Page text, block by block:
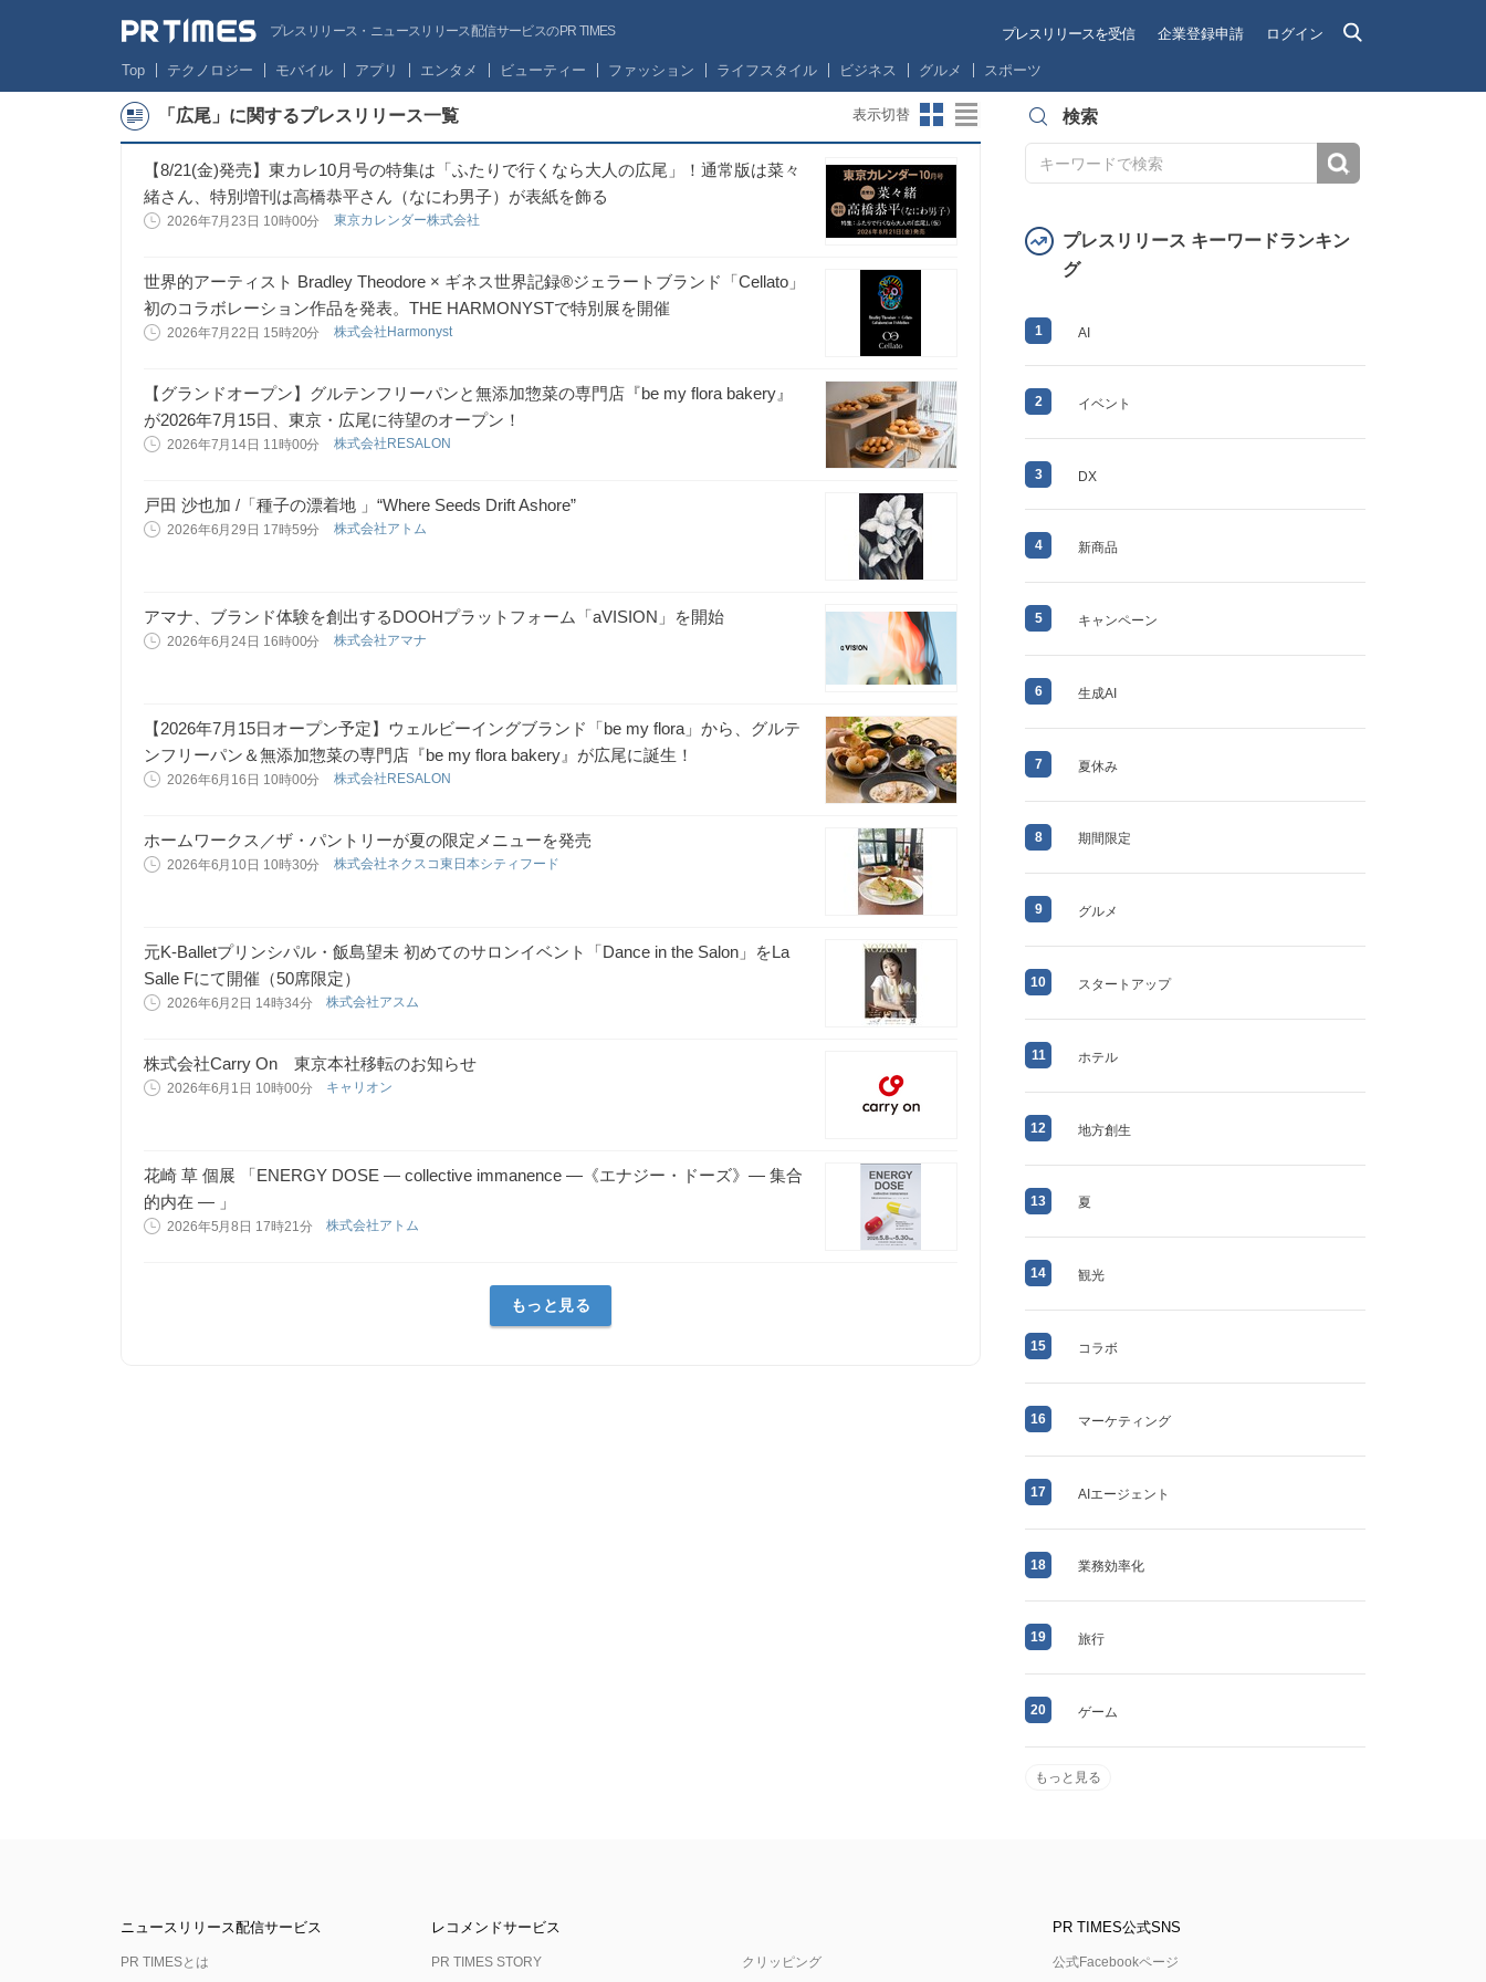
プレスリリース・ニュースリリース配信サービスのPR TIMES プレスリリースを受信 企業登録申請 ログイン
Top テクノロジー モバイル アプリ エンタメ ビューティー ファッション ライフスタイル ビジネス グルメ スポーツ
「広尾」に関するプレスリリース一覧 表示切替
【8/21(金)発売】東カレ10月号の特集は「ふたりで行くなら大人の広尾」！通常版は菜々
緒さん、特別増刊は高橋恭平さん（なにわ男子）が表紙を飾る
2026年7月23日 10時00分 東京カレンダー株式会社
世界的アーティスト Bradley Theodore × ギネス世界記録®ジェラートブランド「Cellato」
初のコラボレーション作品を発表。THE HARMONYSTで特別展を開催
2026年7月22日 15時20分 株式会社Harmonyst
【グランドオープン】グルテンフリーパンと無添加惣菜の専門店『be my flora bakery』
が2026年7月15日、東京・広尾に待望のオープン！
2026年7月14日 11時00分 株式会社RESALON
戸田 沙也加 /「種子の漂着地 」“Where Seeds Drift Ashore”
2026年6月29日 17時59分 株式会社アトム
アマナ、ブランド体験を創出するDOOHプラットフォーム「aVISION」を開始
2026年6月24日 16時00分 株式会社アマナ
【2026年7月15日オープン予定】ウェルビーイングブランド「be my flora」から、グルテ
ンフリーパン＆無添加惣菜の専門店『be my flora bakery』が広尾に誕生！
2026年6月16日 10時00分 株式会社RESALON
ホームワークス／ザ・パントリーが夏の限定メニューを発売
2026年6月10日 10時30分 株式会社ネクスコ東日本シティフード
元K-Balletプリンシパル・飯島望未 初めてのサロンイベント「Dance in the Salon」をLa
Salle Fにて開催（50席限定）
2026年6月2日 14時34分 株式会社アスム
株式会社Carry On 東京本社移転のお知らせ
2026年6月1日 10時00分 キャリオン
花崎 草 個展 「ENERGY DOSE ― collective immanence ―《エナジー・ドーズ》― 集合
的内在 ― 」
2026年5月8日 17時21分 株式会社アトム
もっと見る
検索
プレスリリース キーワードランキン
グ
1 AI
2 イベント
3 DX
4 新商品
5 キャンペーン
6 生成AI
7 夏休み
8 期間限定
9 グルメ
10 スタートアップ
11 ホテル
12 地方創生
13 夏
14 観光
15 コラボ
16 マーケティング
17 AIエージェント
18 業務効率化
19 旅行
20 ゲーム
もっと見る
ニュースリリース配信サービス
PR TIMESとは
レコメンドサービス
PR TIMES STORY クリッピング
PR TIMES公式SNS
公式Facebookページ